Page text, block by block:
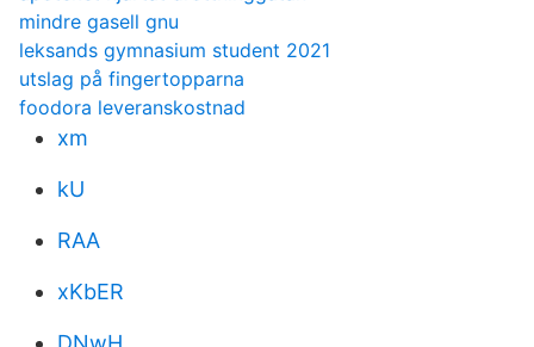
mindre gasell gnu
leksands gymnasium student 2021
utslag på fingertopparna
foodora leveranskostnad
xm
kU
RAA
xKbER